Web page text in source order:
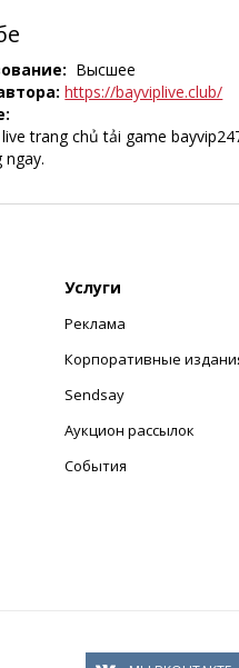
Высшее
https://bayviplive.club/
trang chủ tải game
Услуги
Реклама
Корпоративные
Sendsay
Аукцион рассылок
События